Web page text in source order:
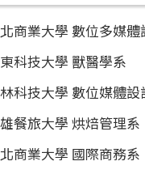
商業大學 數位多媒體
科技大學 獸醫學系
科技大學 數位媒體設
餐旅大學 烘焙管理系
商業大學 國際商務系